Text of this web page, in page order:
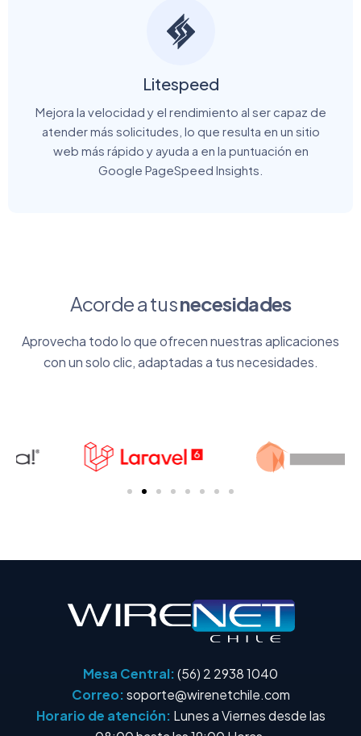
Litespeed
Mejora la velocidad y el rendimiento al ser capaz de
atender más solicitudes, lo que resulta en un sitio
web más rápido y ayuda a en la puntuación en
Google PageSpeed Insights.
Acorde a tusnecesidades
Aprovecha todo lo que ofrecen nuestras aplicaciones
con un solo clic, adaptadas a tus necesidades.
Mesa Central:(56) 2 2938 1040
Correo:soporte@wirenetchile.com
Horario de atención: Lunes a Viernes desde las